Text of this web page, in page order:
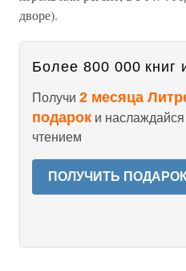
дворе).
Более 800 000 книг
Получи 2 месяца
подарок и
чтением
ПОЛУЧИТЬ